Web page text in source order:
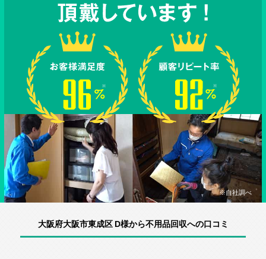
※自社調べ
大阪府大阪市東成区 D様から不用品回収への口コミ